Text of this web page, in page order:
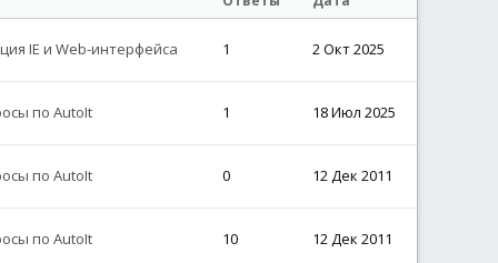
IE и Web-интерфейса 1 2 Окт 2025
по AutoIt 1 18 Июл 2025
по AutoIt 0 12 Дек 2011
по AutoIt 10 12 Дек 2011